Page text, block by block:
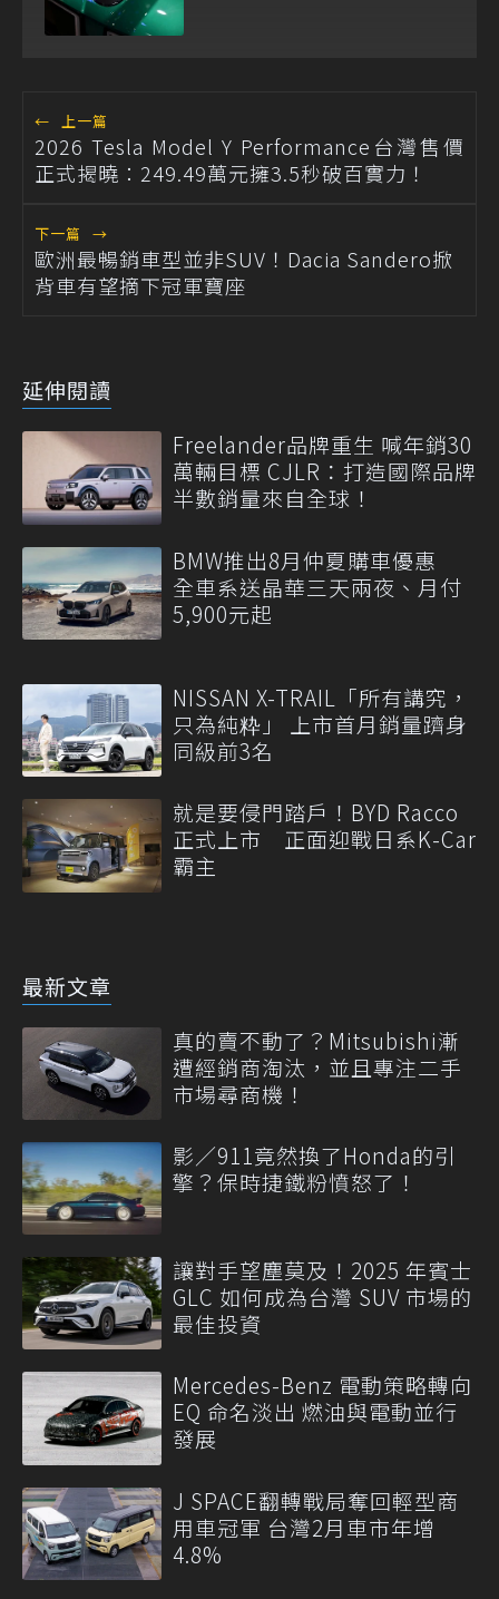
← 上一篇
2026 Tesla Model Y Performance台灣售價
正式揭曉：249.49萬元擁3.5秒破百實力！
下一篇 →
歐洲最暢銷車型並非SUV！Dacia Sandero掀
背車有望摘下冠軍寶座
延伸閱讀
Freelander品牌重生 喊年銷30
萬輛目標 CJLR：打造國際品牌
半數銷量來自全球！
BMW推出8月仲夏購車優惠
全車系送晶華三天兩夜、月付
5,900元起
NISSAN X-TRAIL「所有講究，
只為純粋」 上市首月銷量躋身
同級前3名
就是要侵門踏戶！BYD Racco
正式上市 正面迎戰日系K-Car
霸主
最新文章
真的賣不動了？Mitsubishi漸
遭經銷商淘汰，並且專注二手
市場尋商機！
影／911竟然換了Honda的引
擎？保時捷鐵粉憤怒了！
讓對手望塵莫及！2025 年賓士
GLC 如何成為台灣 SUV 市場的
最佳投資
Mercedes-Benz 電動策略轉向
EQ 命名淡出 燃油與電動並行
發展
J SPACE翻轉戰局奪回輕型商
用車冠軍 台灣2月車市年增
4.8%